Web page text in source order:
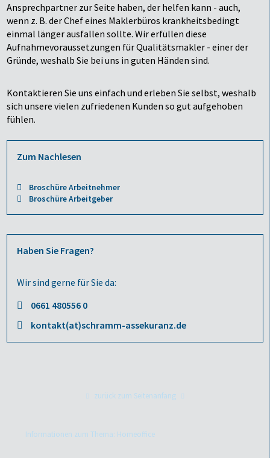
Ansprechpartner zur Seite haben, der helfen kann - auch,
wenn z. B. der Chef eines Maklerbüros krankheitsbedingt
einmal länger ausfallen sollte. Wir erfüllen diese
Aufnahmevoraussetzungen für Qualitätsmakler - einer der
Gründe, weshalb Sie bei uns in guten Händen sind.
Kontaktieren Sie uns einfach und erleben Sie selbst, weshalb
sich unsere vielen zufriedenen Kunden so gut aufgehoben
fühlen.
Zum Nachlesen
Broschüre Arbeitnehmer
Broschüre Arbeitgeber
Haben Sie Fragen?
Wir sind gerne für Sie da:
0661 480556 0
kontakt(at)schramm-assekuranz.de
zurück zum Seitenanfang
Informationen zum Thema: Homeoffice